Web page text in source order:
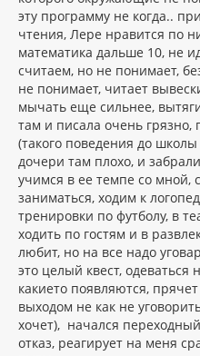
эту программу не когда..
чтения, Лере нравится по
математика дальше 10, не
считаем, но не понимает,
не понимает, читает
мычать еще сильнее,
там и писала очень
(такого поведения до
дочери там плохо, и
учимся в ее темпе со мной,
заниматься, ходим к
тренировки по футболу, в
ходить по гостям и в
любит, но на все надо
это целый квест, одеваться
какието появляются,
выходом не как не
хочет), начался
отказ, реагирует на меня